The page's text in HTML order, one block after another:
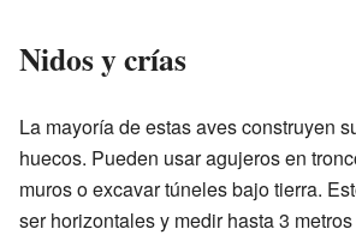
Nidos y crías
La mayoría de estas aves construyen
huecos. Pueden usar agujeros en
muros o excavar túneles bajo tierra.
ser horizontales y medir hasta 3